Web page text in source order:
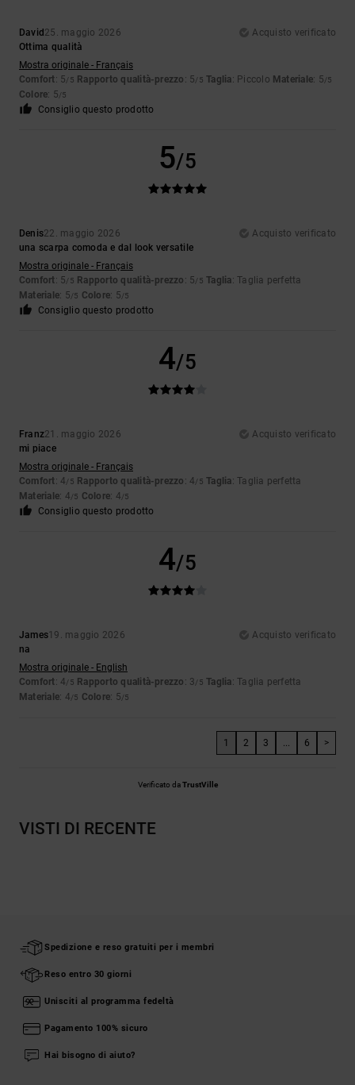
David 25. maggio 2026
Acquisto verificato
Ottima qualità
Mostra originale - Français
Comfort: 5/5 Rapporto qualità-prezzo : 5/5 Taglia: Piccolo Materiale: 5/5
Colore: 5/5
Consiglio questo prodotto
5/5
Denis22. maggio 2026
Acquisto verificato
una scarpa comoda e dal look versatile
Mostra originale - Français
Comfort: 5/5 Rapporto qualità-prezzo : 5/5 Taglia: Taglia perfetta
Materiale: 5/5 Colore: 5/5
Consiglio questo prodotto
4/5
Franz21. maggio 2026
Acquisto verificato
mi piace
Mostra originale - Français
Comfort: 4/5 Rapporto qualità-prezzo : 4/5 Taglia: Taglia perfetta
Materiale: 4/5 Colore: 4/5
Consiglio questo prodotto
4/5
James19. maggio 2026
Acquisto verificato
na
Mostra originale - English
Comfort: 4/5 Rapporto qualità-prezzo : 3/5 Taglia: Taglia perfetta
Materiale: 4/5 Colore: 5/5
1 2 3 ... 6 >
Verificato daTrustVille
VISTI DI RECENTE
Spedizione e reso gratuiti per i membri
Reso entro 30 giorni
Unisciti al programma fedeltà
Pagamento 100% sicuro
Hai bisogno di aiuto?